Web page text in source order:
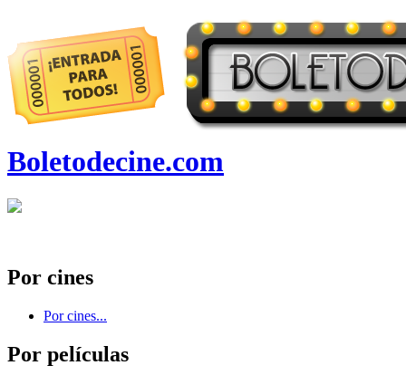
Boletodecine.com
Por cines
Por cines...
Por películas